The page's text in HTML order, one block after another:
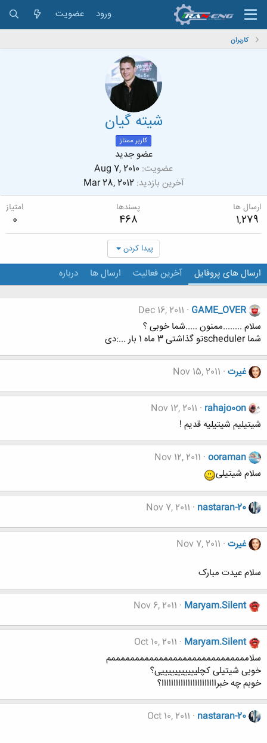
ورود عضویت
کاربران
شيته گيان
کاربر ممتاز
عضو جدید
عضویت Aug 7, 2010
آخرین بازدید Mar 28, 2012
ارسال ها
1,279
پسندها
468
امتیاز
0
پیدا کردن
ارسال های پروفایل آخرین فعالیت ارسال ها درباره
GAME_OVER
Dec 16, 2011
سلام ........ممنون .....شما خوبی ؟
شما schedulerتو گذاشتی 3 ماه 1 بار ...:دی
غیرت Nov 15, 2011
rahajo0on
Nov 12, 2011
شیتیلیم شیتیلیه قدیم !
ooraman
Nov 12, 2011
سلام شیتیلی
nastaran-20
Nov 7, 2011
غیرت Nov 7, 2011
سلام عیدت مبارک
Maryam.Silent
Nov 6, 2011
Maryam.Silent
Oct 10, 2011
سلامممممممممممممممممممممممممممممم
خوبی شیتیلی کچلیییییییییییی؟
خوبم چه خبرااااااااااااااااااااااا؟
nastaran-20
Oct 10, 2011